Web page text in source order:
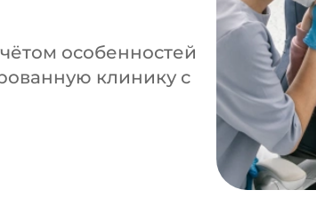
особенностей
клинику с